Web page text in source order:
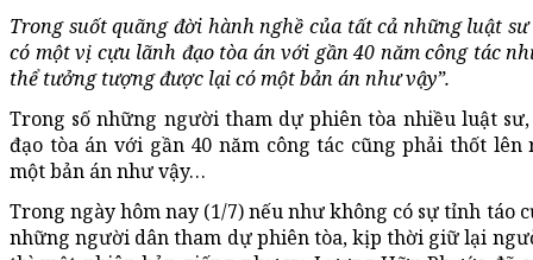
Trong suốt quãng đời hành nghề của tất cả những luật
có một vị cựu lãnh đạo tòa án với gần 40 năm công tác
thể tưởng tượng được lại có một bản án như vậy”.
Trong số những người tham dự phiên tòa nhiều luật
đạo tòa án với gần 40 năm công tác cũng phải thốt
một bản án như vậy…
Trong ngày hôm nay (1/7) nếu như không có sự tỉnh táo
những người dân tham dự phiên tòa, kịp thời giữ lại